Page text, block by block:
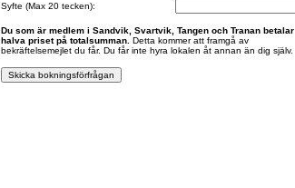
Syfte (Max 20 tecken):
Du som är medlem i Sandvik, Svartvik, Tangen och Tranan betalar
halva priset på totalsumman. Detta kommer att framgå av
bekräftelsemejlet du får. Du får inte hyra lokalen åt annan än dig själv.